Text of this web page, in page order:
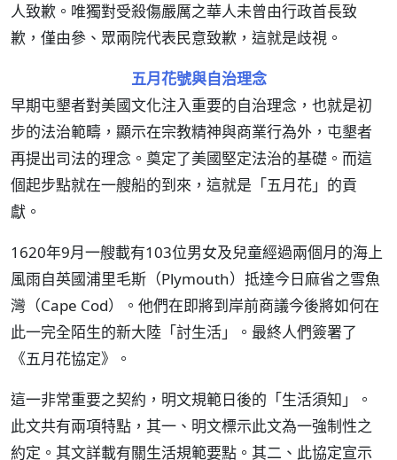
人致歉。唯獨對受殺傷嚴厲之華人未曾由行政首長致
歉，僅由參、眾兩院代表民意致歉，這就是歧視。
五月花號與自治理念
早期屯墾者對美國文化注入重要的自治理念，也就是初
步的法治範疇，顯示在宗教精神與商業行為外，屯墾者
再提出司法的理念。奠定了美國堅定法治的基礎。而這
個起步點就在一艘船的到來，這就是「五月花」的貢
獻。
1620年9月一艘載有103位男女及兒童經過兩個月的海上
風雨自英國浦里毛斯（Plymouth）抵達今日麻省之雪魚
灣（Cape Cod）。他們在即將到岸前商議今後將如何在
此一完全陌生的新大陸「討生活」。最終人們簽署了
《五月花協定》。
這一非常重要之契約，明文規範日後的「生活須知」。
此文共有兩項特點，其一、明文標示此文為一強制性之
約定。其文詳載有關生活規範要點。其二、此協定宣示